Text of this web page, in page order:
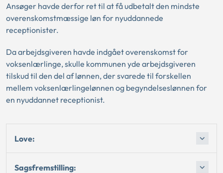
Ansøger havde derfor ret til at få udbetalt den mindste
overenskomstmæssige løn for nyuddannede
receptionister.
Da arbejdsgiveren havde indgået overenskomst for
voksenlærlinge, skulle kommunen yde arbejdsgiveren
tilskud til den del af lønnen, der svarede til forskellen
mellem voksenlærlingelønnen og begyndelseslønnen for
en nyuddannet receptionist.
Love:
Sagsfremstilling: